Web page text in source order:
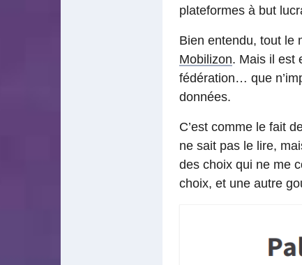
plateformes à but
Bien entendu, tout le
Mobilizon. Mais il est
fédération… que
données.
C’est comme le fait
ne sait pas le lire,
des choix qui ne me
choix, et une autre